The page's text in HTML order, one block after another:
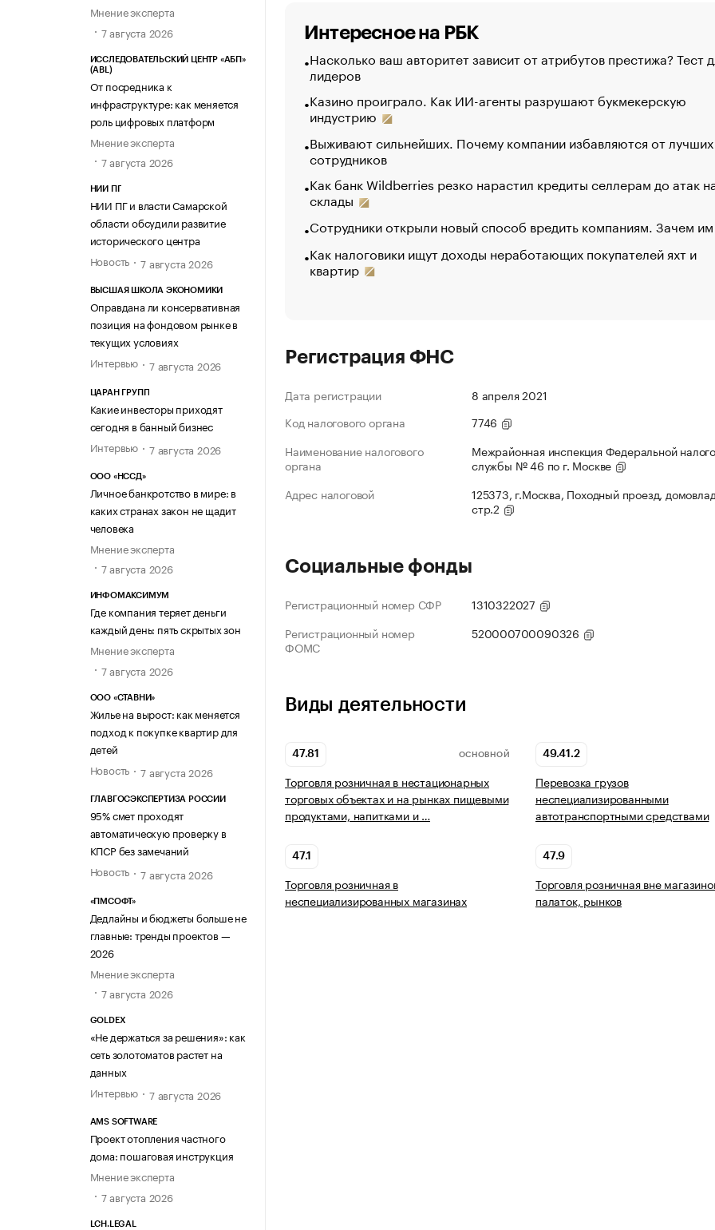
Мнение эксперта
7 августа 2026
ИССЛЕДОВАТЕЛЬСКИЙ ЦЕНТР «АБП»
(ABL)
От посредника к
инфраструктуре: как меняется
роль цифровых платформ
Мнение эксперта
7 августа 2026
НИИ ПГ
НИИ ПГ и власти Самарской
области обсудили развитие
исторического центра
Новость
7 августа 2026
ВЫСШАЯ ШКОЛА ЭКОНОМИКИ
Оправдана ли консервативная
позиция на фондовом рынке в
текущих условиях
Интервью
7 августа 2026
ЦАРАН ГРУПП
Какие инвесторы приходят
сегодня в банный бизнес
Интервью
7 августа 2026
ООО «НССД»
Личное банкротство в мире: в
каких странах закон не щадит
человека
Мнение эксперта
7 августа 2026
ИНФОМАКСИМУМ
Где компания теряет деньги
каждый день: пять скрытых зон
Мнение эксперта
7 августа 2026
ООО «СТАВНИ»
Жилье на вырост: как меняется
подход к покупке квартир для
детей
Новость
7 августа 2026
ГЛАВГОСЭКСПЕРТИЗА РОССИИ
95% смет проходят
автоматическую проверку в
КПСР без замечаний
Новость
7 августа 2026
«ПМСОФТ»
Дедлайны и бюджеты больше не
главные: тренды проектов —
2026
Мнение эксперта
7 августа 2026
GOLDEX
«Не держаться за решения»: как
сеть золотоматов растет на
данных
Интервью
7 августа 2026
AMS SOFTWARE
Проект отопления частного
дома: пошаговая инструкция
Мнение эксперта
7 августа 2026
LCH.LEGAL
Интересное на РБК
Насколько ваш авторитет зависит от атрибутов престижа? Тест
лидеров
Казино проиграло. Как ИИ-агенты разрушают букмекерскую
индустрию
Выживают сильнейших. Почему компании избавляются от лучших
сотрудников
Как банк Wildberries резко нарастил кредиты селлерам до атак
склады
Сотрудники открыли новый способ вредить компаниям. Зачем
Как налоговики ищут доходы неработающих покупателей яхт и
квартир
Регистрация ФНС
Дата регистрации
8 апреля 2021
Код налогового органа
7746
Наименование налогового
органа
Межрайонная инспекция Федеральной
службы № 46 по г. Москве
Адрес налоговой
125373, г.Москва, Походный проезд,
стр.2
Социальные фонды
Регистрационный номер СФР
1310322027
Регистрационный номер
ФОМС
520000700090326
Виды деятельности
47.81 ОСНОВНОЙ
Торговля розничная в нестационарных
торговых объектах и на рынках пищевыми
продуктами, напитками и …
49.41.2
Перевозка грузов
неспециализированными
автотранспортными средствами
47.1
Торговля розничная в
неспециализированных магазинах
47.9
Торговля розничная вне
палаток, рынков